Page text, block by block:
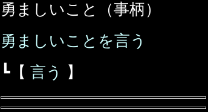
勇ましいこと（事柄）
勇ましいことを言う
┗【 言う 】